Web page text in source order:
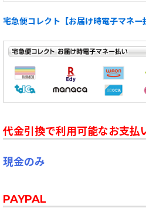
宅急便コレクト【お届け時電子マネー
代金引換で利用可能なお支払
現金のみ
PAYPAL